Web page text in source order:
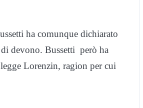
ha comunque dichiarato
devono. Bussetti però ha
Lorenzin, ragion per cui